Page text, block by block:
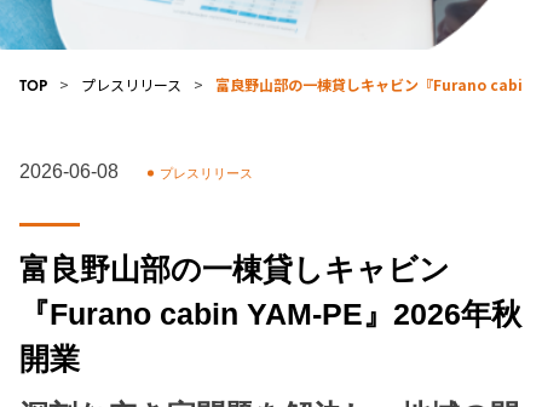
TOP > プレスリリース > 富良野山部の一棟貸しキャビン『Furano cabin
2026-06-08 プレスリリース
富良野山部の一棟貸しキャビン
『Furano cabin YAM-PE』2026年秋
開業